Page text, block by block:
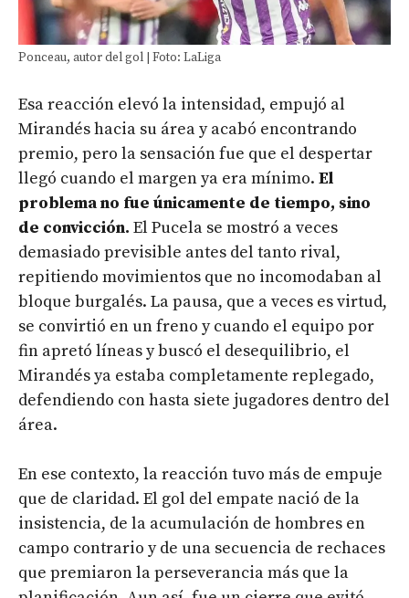
Ponceau, autor del gol | Foto: LaLiga
Esa reacción elevó la intensidad, empujó al
Mirandés hacia su área y acabó encontrando
premio, pero la sensación fue que el despertar
llegó cuando el margen ya era mínimo. El
problema no fue únicamente de tiempo, sino
de convicción. El Pucela se mostró a veces
demasiado previsible antes del tanto rival,
repitiendo movimientos que no incomodaban al
bloque burgalés. La pausa, que a veces es virtud,
se convirtió en un freno y cuando el equipo por
fin apretó líneas y buscó el desequilibrio, el
Mirandés ya estaba completamente replegado,
defendiendo con hasta siete jugadores dentro del
área.
En ese contexto, la reacción tuvo más de empuje
que de claridad. El gol del empate nació de la
insistencia, de la acumulación de hombres en
campo contrario y de una secuencia de rechaces
que premiaron la perseverancia más que la